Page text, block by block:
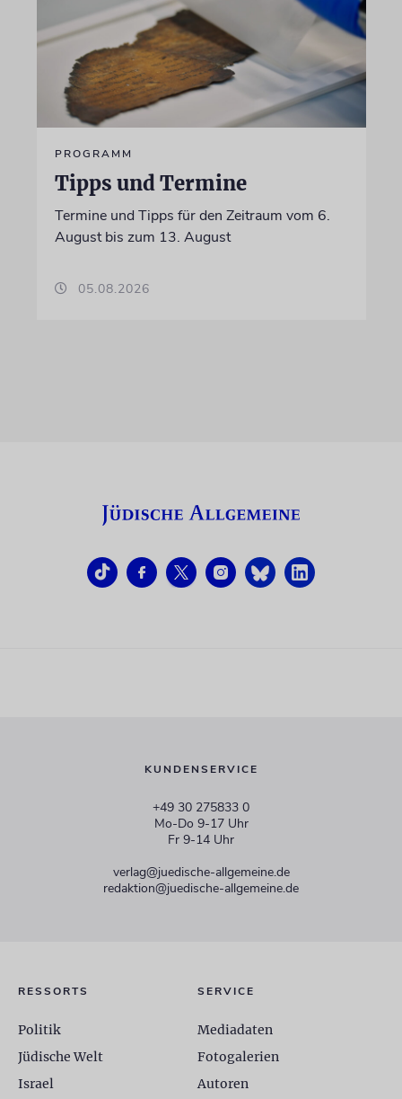
PROGRAMM
Tipps und Termine
Termine und Tipps für den Zeitraum vom 6.
August bis zum 13. August
05.08.2026
KUNDENSERVICE
+49 30 275833 0
Mo-Do 9-17 Uhr
Fr 9-14 Uhr
verlag@juedische-allgemeine.de
redaktion@juedische-allgemeine.de
RESSORTS
Politik
Jüdische Welt
Israel
SERVICE
Mediadaten
Fotogalerien
Autoren